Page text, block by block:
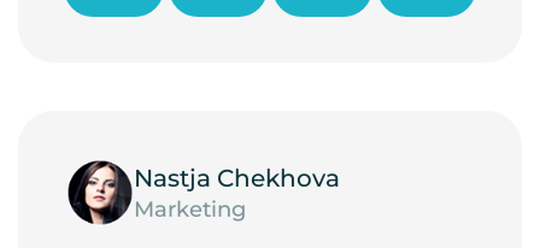
Nastja Chekhova
Marketing